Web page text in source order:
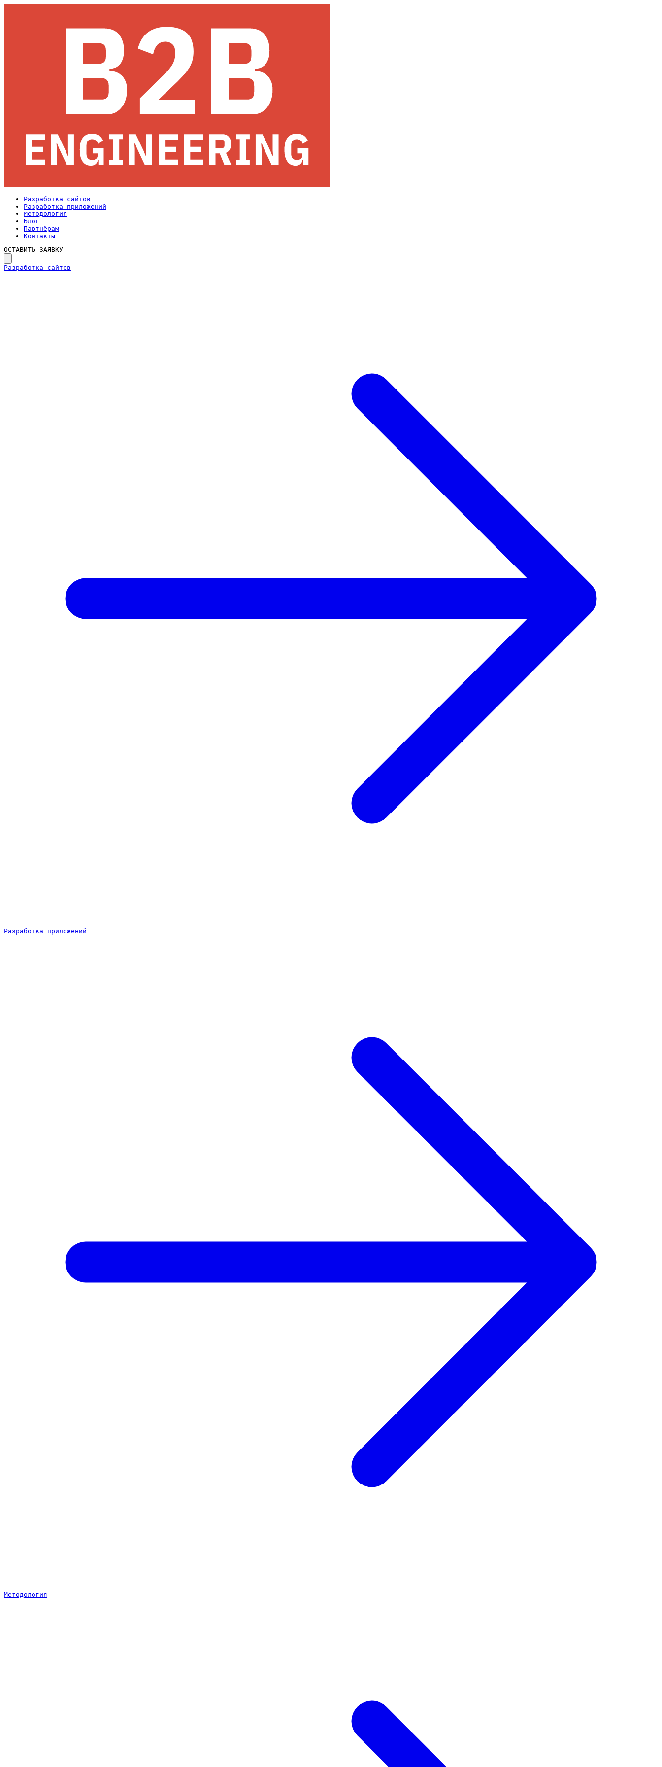
Разработка сайтов
Разработка приложений
Методология
Блог
Партнёрам
Контакты
ОСТАВИТЬ ЗАЯВКУ
Разработка сайтов
Разработка приложений
Методология